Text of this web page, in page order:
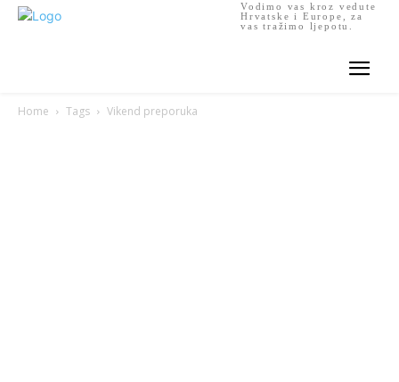
Vodimo vas kroz vedute
Hrvatske i Europe, za
vas tražimo ljepotu.
Home Tags Vikend preporuka